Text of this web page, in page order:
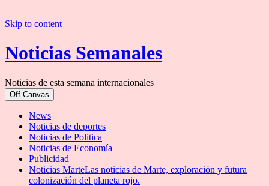
Skip to content
Noticias Semanales
Noticias de esta semana internacionales
Off Canvas
News
Noticias de deportes
Noticias de Politica
Noticias de Economía
Publicidad
Noticias MarteLas noticias de Marte, exploración y futura
colonización del planeta rojo.